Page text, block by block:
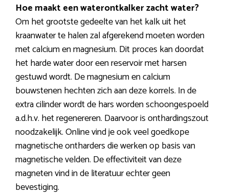
Hoe maakt een waterontkalker zacht water?
Om het grootste gedeelte van het kalk uit het
kraanwater te halen zal afgerekend moeten worden
met calcium en magnesium. Dit proces kan doordat
het harde water door een reservoir met harsen
gestuwd wordt. De magnesium en calcium
bouwstenen hechten zich aan deze korrels. In de
extra cilinder wordt de hars worden schoongespoeld
a.d.h.v. het regenereren. Daarvoor is onthardingszout
noodzakelijk. Online vind je ook veel goedkope
magnetische ontharders die werken op basis van
magnetische velden. De effectiviteit van deze
magneten vind in de literatuur echter geen
bevestiging.